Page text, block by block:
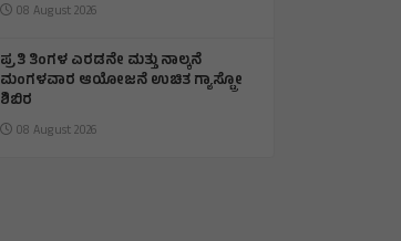
08 August 2026
ಪ್ರತಿ ತಿಂಗಳ ಎರಡನೇ ಮತ್ತು ನಾಲ್ಕನೆ
ಮಂಗಳವಾರ ಆಯೋಜನೆ ಉಚಿತ ಗ್ಯಾಸ್ಟ್ರೋ
ಶಿಬಿರ
08 August 2026